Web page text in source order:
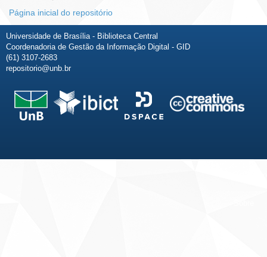
Página inicial do repositório
Universidade de Brasília - Biblioteca Central
Coordenadoria de Gestão da Informação Digital - GID
(61) 3107-2683
repositorio@unb.br